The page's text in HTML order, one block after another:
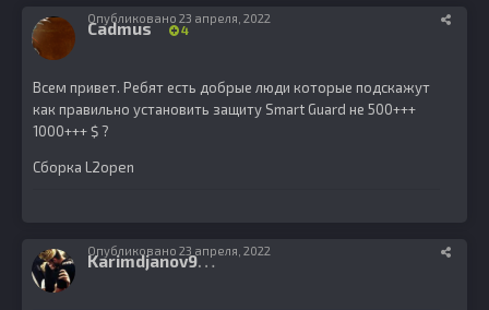
Cadmus 4
Опубликовано 23 апреля, 2022
Всем привет. Ребят есть добрые люди которые подскажут
как правильно установить защиту Smart Guard не 500+++
1000+++ $ ?
Сборка L2open
K
arimdjanov95 10
Опубликовано 23 апреля, 2022